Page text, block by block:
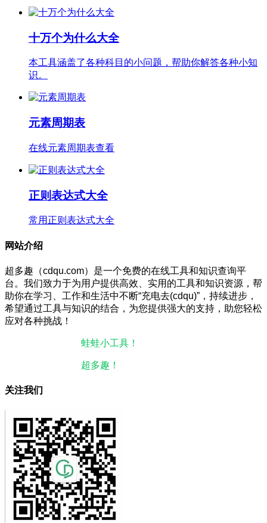
十万个为什么大全
本工具涵盖了各种科目的小问题，帮助你解答各种小知
识。
元素周期表
在线元素周期表查看
正则表达式大全
常用正则表达式大全
网站介绍
超多趣（cdqu.com）是一个免费的在线工具和知识查询平
台。我们致力于为用户提供高效、实用的工具和知识资源，帮
助你在学习、工作和生活中不断“充电去(cdqu)”，持续进步，
希望通过工具与知识的结合，为您提供强大的支持，助您轻松
应对各种挑战！
蛙蛙小工具！
超多趣！
关注我们